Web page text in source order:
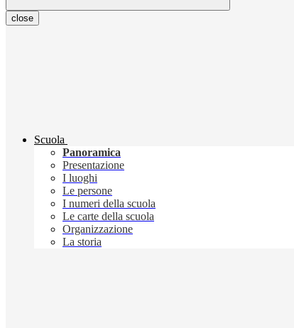
close
Scuola
Panoramica
Presentazione
I luoghi
Le persone
I numeri della scuola
Le carte della scuola
Organizzazione
La storia